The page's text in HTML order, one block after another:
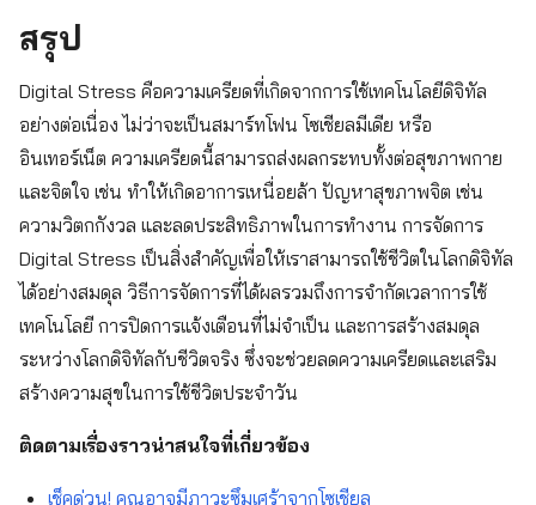
สรุป
Digital Stress คือความเครียดที่เกิดจากการใช้เทคโนโลยีดิจิทัล
อย่างต่อเนื่อง ไม่ว่าจะเป็นสมาร์ทโฟน โซเชียลมีเดีย หรือ
อินเทอร์เน็ต ความเครียดนี้สามารถส่งผลกระทบทั้งต่อสุขภาพกาย
และจิตใจ เช่น ทำให้เกิดอาการเหนื่อยล้า ปัญหาสุขภาพจิต เช่น
ความวิตกกังวล และลดประสิทธิภาพในการทำงาน การจัดการ
Digital Stress เป็นสิ่งสำคัญเพื่อให้เราสามารถใช้ชีวิตในโลกดิจิทัล
ได้อย่างสมดุล วิธีการจัดการที่ได้ผลรวมถึงการจำกัดเวลาการใช้
เทคโนโลยี การปิดการแจ้งเตือนที่ไม่จำเป็น และการสร้างสมดุล
ระหว่างโลกดิจิทัลกับชีวิตจริง ซึ่งจะช่วยลดความเครียดและเสริม
สร้างความสุขในการใช้ชีวิตประจำวัน
ติดตามเรื่องราวน่าสนใจที่เกี่ยวข้อง
เช็คด่วน! คุณอาจมีภาวะซึมเศร้าจากโซเชียล